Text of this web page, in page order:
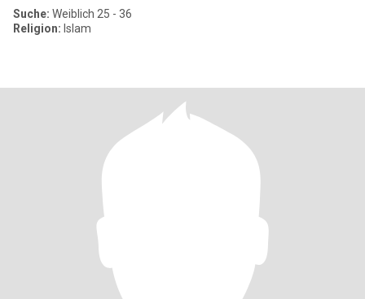
Suche: Weiblich 25 - 36
Religion: Islam